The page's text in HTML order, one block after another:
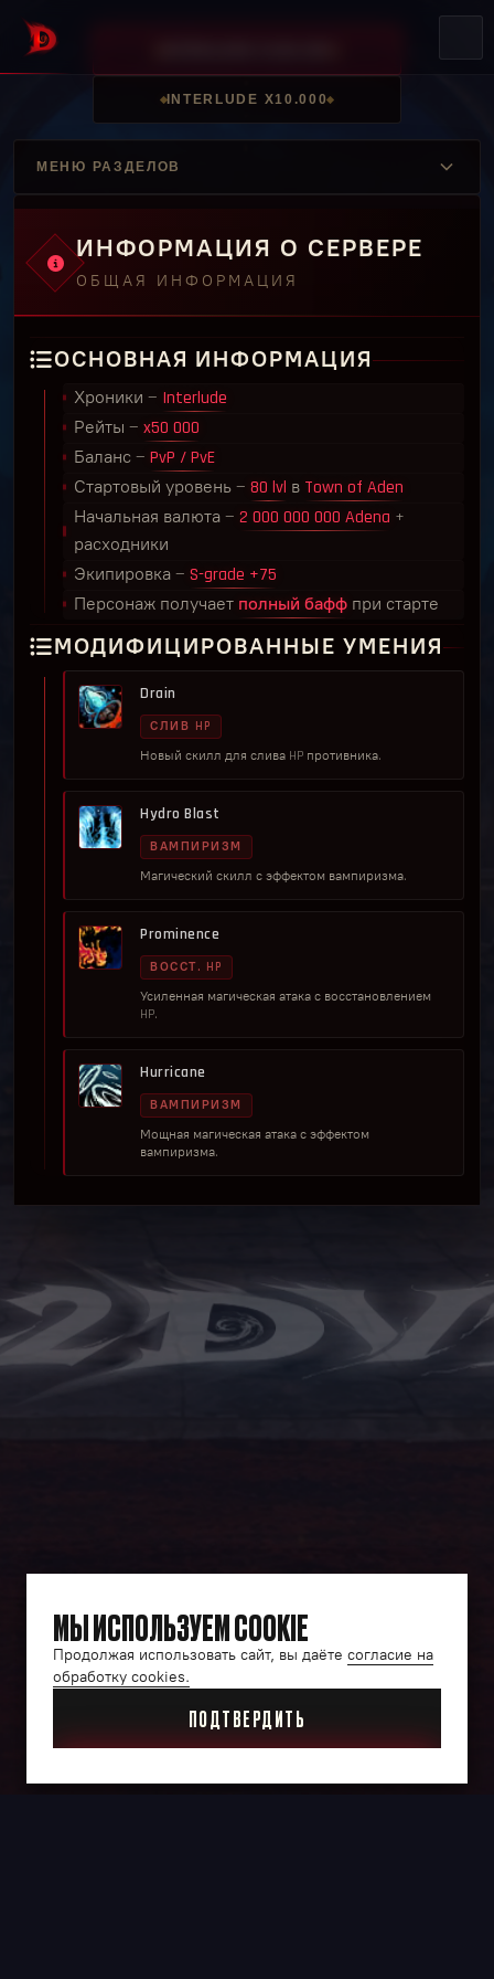
МЫ ИСПОЛЬЗУЕМ COOKIE
Продолжая использовать сайт, вы даёте согласие на
обработку cookies.
ПОДТВЕРДИТЬ
INTERLUDE X10.000
МЕНЮ РАЗДЕЛОВ
ИНФОРМАЦИЯ О СЕРВЕРЕ
ОБЩАЯ ИНФОРМАЦИЯ
ОСНОВНАЯ ИНФОРМАЦИЯ
Хроники — Interlude
Рейты — x50 000
Баланс — PvP / PvE
Стартовый уровень — 80 lvl в Town of Aden
Начальная валюта — 2 000 000 000 Adena +
расходники
Экипировка — S-grade +75
Персонаж получает полный бафф при старте
МОДИФИЦИРОВАННЫЕ УМЕНИЯ
Drain
СЛИВ HP
Новый скилл для слива HP противника.
Hydro Blast
ВАМПИРИЗМ
Магический скилл с эффектом вампиризма.
Prominence
ВОССТ. HP
Усиленная магическая атака с восстановлением
HP.
Hurricane
ВАМПИРИЗМ
Мощная магическая атака с эффектом
вампиризма.